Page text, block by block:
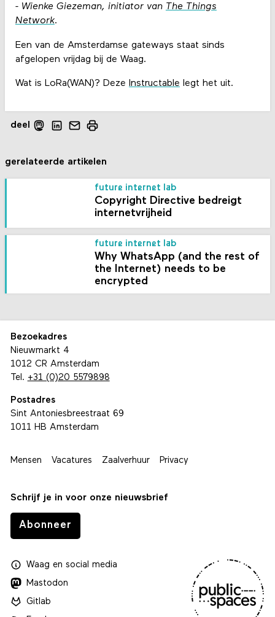
- Wienke Giezeman, initiator van The Things
Network.
Een van de Amsterdamse gateways staat sinds
afgelopen vrijdag bij de Waag.
Wat is LoRa(WAN)? Deze Instructable legt het uit.
deel
gerelateerde artikelen
future internet lab
Copyright Directive bedreigt
internetvrijheid
future internet lab
Why WhatsApp (and the rest of
the Internet) needs to be
encrypted
Bezoekadres
Nieuwmarkt 4
1012 CR Amsterdam
Tel. +31 (0)20 5579898
Postadres
Sint Antoniesbreestraat 69
1011 HB Amsterdam
Mensen Vacatures Zaalverhuur Privacy
Schrijf je in voor onze nieuwsbrief
Abonneer
Waagen social media
Mastodon
Gitlab